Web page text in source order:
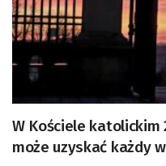
W Kościele katolickim
może uzyskać każdy